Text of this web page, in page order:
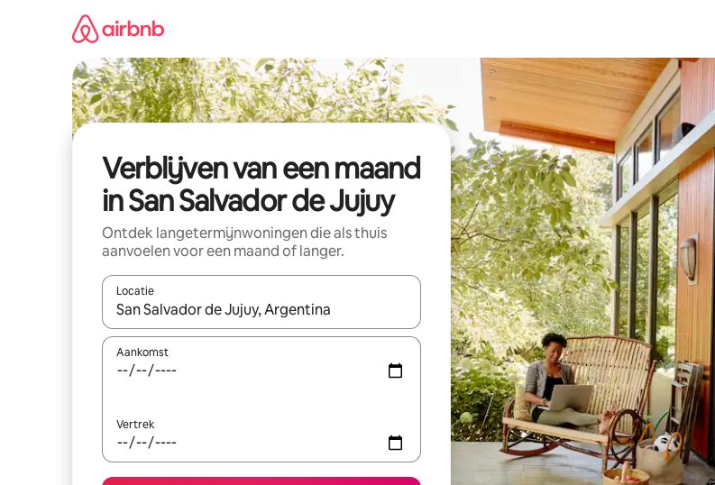
Verblijven van een maand
in San Salvador de Jujuy
Ontdek langetermijnwoningen die als thuis
aanvoelen voor een maand of langer.
Locatie
Wanneer er resultaten beschikbaar zijn, maak je een keuze met je de pijltjestoetsen omhoog en
Aankomst
Vertrek